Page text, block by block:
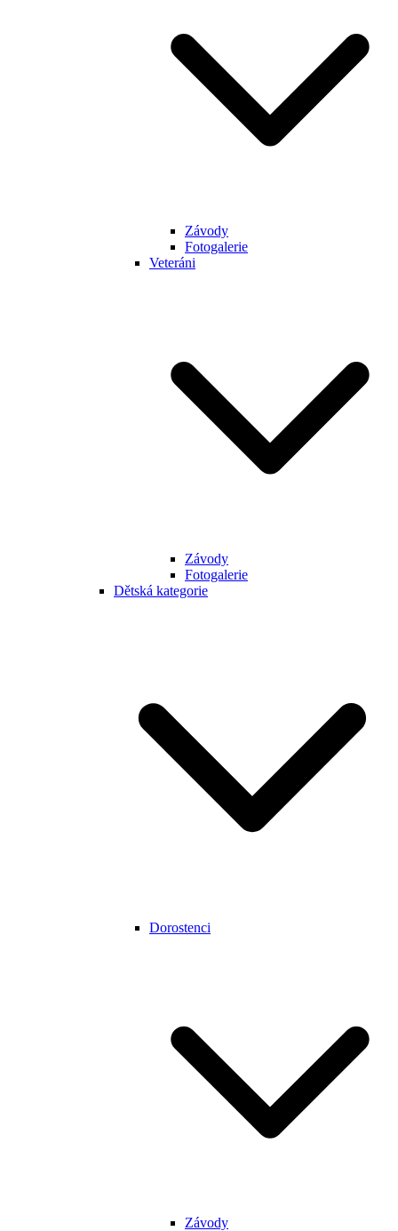
Závody
Fotogalerie
Veteráni
Závody
Fotogalerie
Dětská kategorie
Dorostenci
Závody